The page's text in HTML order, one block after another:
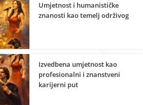
Umjetnost i humanističke
znanosti kao temelj održivog
Izvedbena umjetnost kao
profesionalni i znanstveni
karijerni put